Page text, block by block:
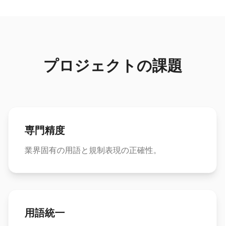
プロジェクトの課題
専門精度
業界固有の用語と規制表現の正確性。
用語統一